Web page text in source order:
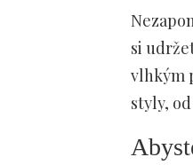
si
vlhkým
styly,